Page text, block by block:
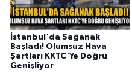
İstanbul'da Sağanak
Başladı! Olumsuz Hava
Şartları KKTC'Ye Doğru
Genişliyor